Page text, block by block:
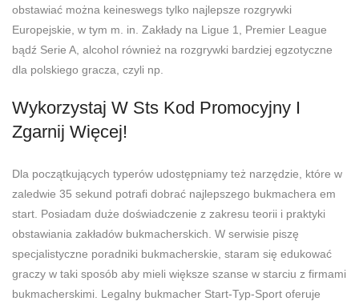
obstawiać można keineswegs tylko najlepsze rozgrywki
Europejskie, w tym m. in. Zakłady na Ligue 1, Premier League
bądź Serie A, alcohol również na rozgrywki bardziej egzotyczne
dla polskiego gracza, czyli np.
Wykorzystaj W Sts Kod Promocyjny I
Zgarnij Więcej!
Dla początkujących typerów udostępniamy też narzędzie, które w
zaledwie 35 sekund potrafi dobrać najlepszego bukmachera em
start. Posiadam duże doświadczenie z zakresu teorii i praktyki
obstawiania zakładów bukmacherskich. W serwisie piszę
specjalistyczne poradniki bukmacherskie, staram się edukować
graczy w taki sposób aby mieli większe szanse w starciu z firmami
bukmacherskimi. Legalny bukmacher Start-Typ-Sport oferuje